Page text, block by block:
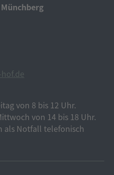
von 8 bis 12 Uhr.
von 14 bis 18 Uhr.
als Notfall telefonisch